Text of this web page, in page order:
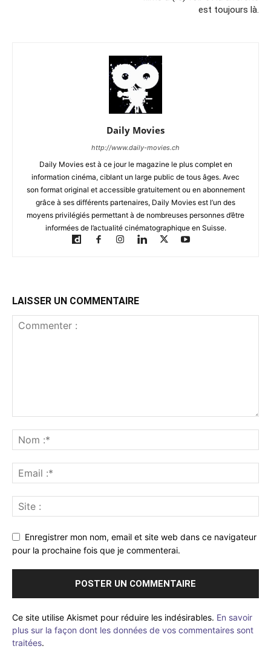
est toujours là.
Daily Movies
http://www.daily-movies.ch
Daily Movies est à ce jour le magazine le plus complet en
information cinéma, ciblant un large public de tous âges. Avec
son format original et accessible gratuitement ou en abonnement
grâce à ses différents partenaires, Daily Movies est l’un des
moyens privilégiés permettant à de nombreuses personnes d’être
informées de l’actualité cinématographique en Suisse.
LAISSER UN COMMENTAIRE
Enregistrer mon nom, email et site web dans ce navigateur
pour la prochaine fois que je commenterai.
Ce site utilise Akismet pour réduire les indésirables. En savoir
plus sur la façon dont les données de vos commentaires sont
traitées.